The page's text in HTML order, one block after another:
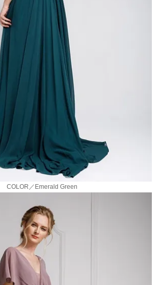
COLOR／Emerald Green